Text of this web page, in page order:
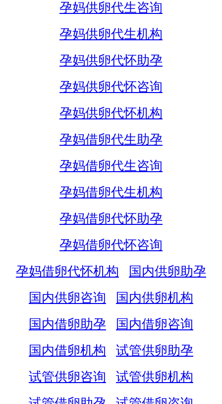
孕妈供卵代生咨询
孕妈供卵代生机构
孕妈供卵代怀助孕
孕妈供卵代怀咨询
孕妈供卵代怀机构
孕妈借卵代生助孕
孕妈借卵代生咨询
孕妈借卵代生机构
孕妈借卵代怀助孕
孕妈借卵代怀咨询
孕妈借卵代怀机构
国内供卵助孕
国内供卵咨询
国内供卵机构
国内借卵助孕
国内借卵咨询
国内借卵机构
试管供卵助孕
试管供卵咨询
试管供卵机构